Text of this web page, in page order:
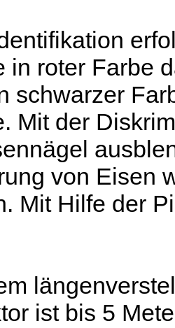
in roter Farbe
schwarzer
Mit der
von Eisen
Mit Hilfe der
ist bis 5